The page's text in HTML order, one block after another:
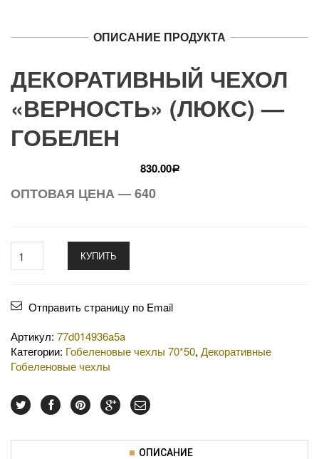
ОПИСАНИЕ ПРОДУКТА
ДЕКОРАТИВНЫЙ ЧЕХОЛ
«ВЕРНОСТЬ» (ЛЮКС) —
ГОБЕЛЕН
830.00Р
ОПТОВАЯ ЦЕНА — 640
КУПИТЬ
Отправить страницу по Email
Артикул: 77d014936a5a
Категории: Гобеленовые чехлы 70*50, Декоративные
Гобеленовые чехлы
ОПИСАНИЕ